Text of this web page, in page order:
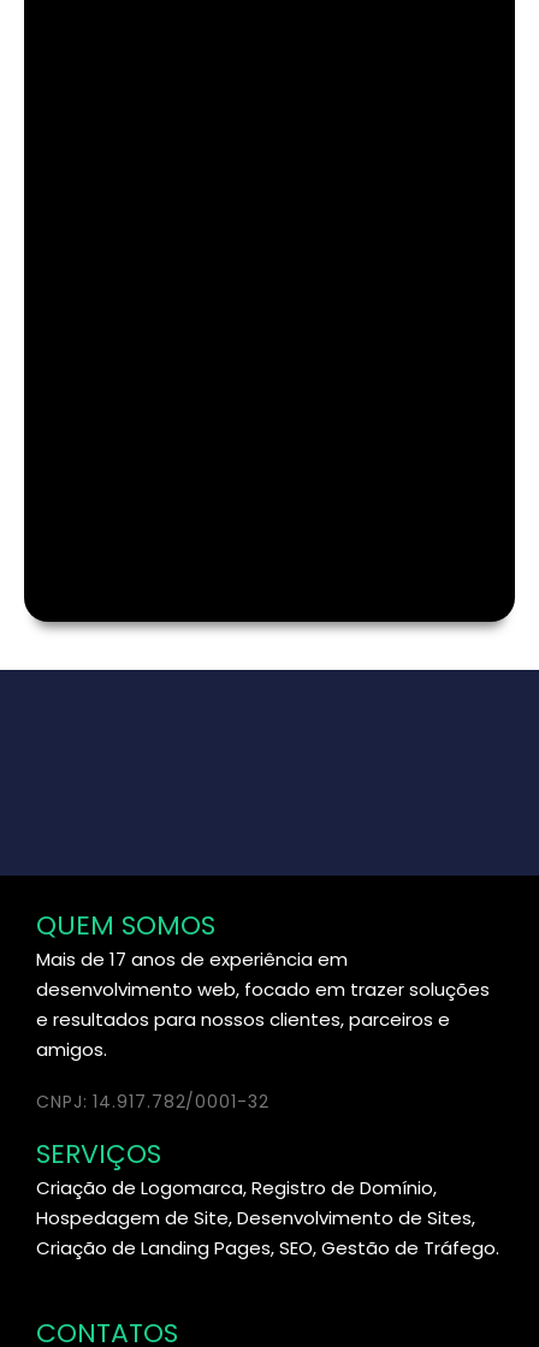
QUEM SOMOS
Mais de 17 anos de experiência em
desenvolvimento web, focado em trazer soluções
e resultados para nossos clientes, parceiros e
amigos.
CNPJ: 14.917.782/0001-32
SERVIÇOS
Criação de Logomarca, Registro de Domínio,
Hospedagem de Site, Desenvolvimento de Sites,
Criação de Landing Pages, SEO, Gestão de Tráfego.
CONTATOS